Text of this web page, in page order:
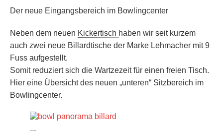
Der neue Eingangsbereich im Bowlingcenter
Neben dem neuen Kickertisch haben wir seit kurzem
auch zwei neue Billardtische der Marke Lehmacher mit 9
Fuss aufgestellt.
Somit reduziert sich die Wartzezeit für einen freien Tisch.
Hier eine Übersicht des neuen „unteren“ Sitzbereich im
Bowlingcenter.